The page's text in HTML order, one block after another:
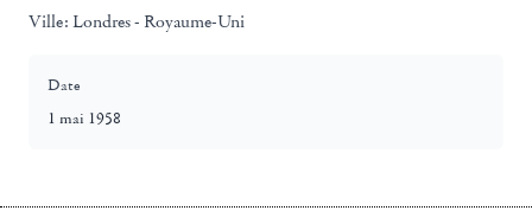
Ville: Londres - Royaume-Uni
Date
1 mai 1958